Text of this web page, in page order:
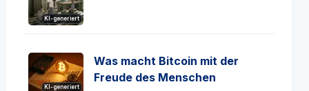
KI-generiert
KI-generiert
Was macht Bitcoin mit der
Freude des Menschen